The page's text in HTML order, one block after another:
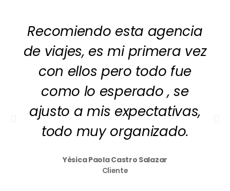
Recomiendo esta agencia
de viajes, es mi primera vez
con ellos pero todo fue
como lo esperado , se
ajusto a mis expectativas,
todo muy organizado.
Yésica Paola Castro Salazar
Cliente